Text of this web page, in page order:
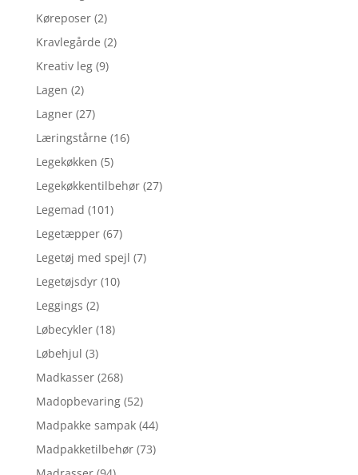
Køreposer (2)
Kravlegårde (2)
Kreativ leg (9)
Lagen (2)
Lagner (27)
Læringstårne (16)
Legekøkken (5)
Legekøkkentilbehør (27)
Legemad (101)
Legetæpper (67)
Legetøj med spejl (7)
Legetøjsdyr (10)
Leggings (2)
Løbecykler (18)
Løbehjul (3)
Madkasser (268)
Madopbevaring (52)
Madpakke sampak (44)
Madpakketilbehør (73)